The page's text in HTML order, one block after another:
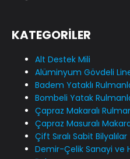
KATEGORİLER
Alt Destek Mili
Alüminyum Gövdeli
Badem Yataklı
Bombeli Yatak
Çapraz Makaralı
Çapraz Masuralı
Çift Sıralı Sabit Bilyalılar
Demir-Çelik Sanayi ve